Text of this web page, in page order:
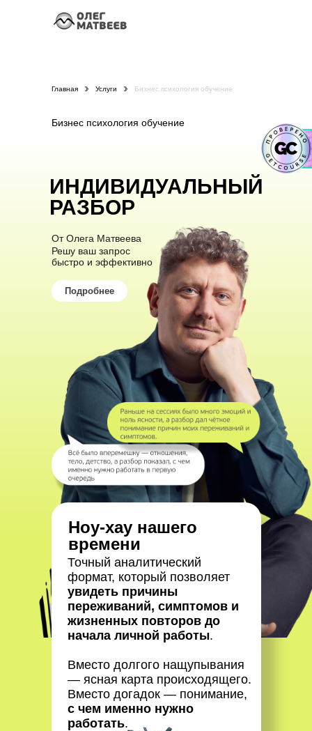
Главная Услуги Бизнес психология обучение
Бизнес психология обучение
ИНДИВИДУАЛЬНЫЙ
РАЗБОР
Решу ваш запрос
быстро и эффективно
От Олега Матвеева
Точный аналитический
формат, который позволяет
увидеть причины
переживаний, симптомов и
жизненных повторов до
начала личной работы.
Вместо долгого нащупывания
— ясная карта происходящего.
Вместо догадок — понимание,
с чем именно нужно
работать.
Ноу-хау нашего
времени
Подробнее